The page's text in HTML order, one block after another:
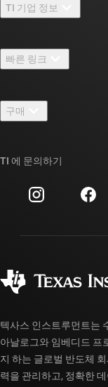
TI 기업 정보
채용
뉴스룸
이벤트
투자 관계
빠른 링크
TI E2E™ 설계 지원
대체품 검색
고객 지원 센터
myTI 계정 FAQ
구매
주문 FAQ
TI 에 문의하기
텍사스 인스트루먼트는
아날로그와 임베디드 프
지 하는 글로벌 반도체
력을 관리하고, 정확한